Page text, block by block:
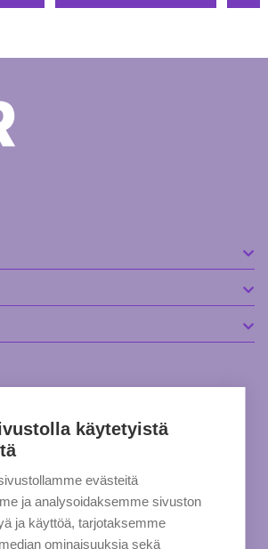
käytetyistä
evästeitä
ja analysoidaksemme sivuston
ja käyttöä, tarjotaksemme
ominaisuuksia sekä